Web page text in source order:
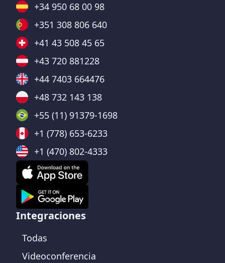
+34 950 68 00 98
+351 308 806 640
+41 43 508 45 65
+43 720 881228
+44 7403 664476
+48 732 143 138
+55 (11) 91379-1698
+1 (778) 653-6233
+1 (470) 802-4333
Integraciones
Todas
Videoconferencia